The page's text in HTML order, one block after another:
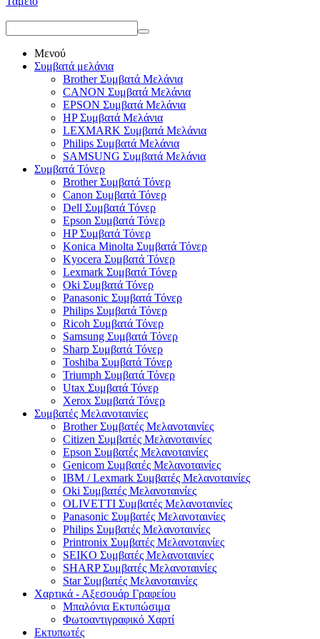
Μενού
Συμβατά μελάνια
Brother Συμβατά Μελάνια
CANON Συμβατά Μελάνια
EPSON Συμβατά Μελάνια
HP Συμβατά Μελάνια
LEXMARK Συμβατά Μελάνια
Philips Συμβατά Μελάνια
SAMSUNG Συμβατά Μελάνια
Συμβατά Τόνερ
Brother Συμβατά Τόνερ
Canon Συμβατά Τόνερ
Dell Συμβατά Τόνερ
Epson Συμβατά Τόνερ
HP Συμβατά Τόνερ
Konica Minolta Συμβατά Τόνερ
Kyocera Συμβατά Τόνερ
Lexmark Συμβατά Τόνερ
Oki Συμβατά Τόνερ
Panasonic Συμβατά Τόνερ
Philips Συμβατά Τόνερ
Ricoh Συμβατά Τόνερ
Samsung Συμβατά Τόνερ
Sharp Συμβατά Τόνερ
Toshiba Συμβατά Τόνερ
Triumph Συμβατά Τόνερ
Utax Συμβατά Τόνερ
Xerox Συμβατά Τόνερ
Συμβατές Μελανοταινίες
Brother Συμβατές Μελανοταινίες
Citizen Συμβατές Μελανοταινίες
Epson Συμβατές Μελανοταινίες
Genicom Συμβατές Μελανοταινίες
IBM / Lexmark Συμβατές Μελανοταινίες
Oki Συμβατές Μελανοταινίες
OLIVETTI Συμβατές Μελανοταινίες
Panasonic Συμβατές Μελανοταινίες
Philips Συμβατές Μελανοταινίες
Printronix Συμβατές Μελανοταινίες
SEIKO Συμβατές Μελανοταινίες
SHARP Συμβατές Μελανοταινίες
Star Συμβατές Μελανοταινίες
Χαρτικά - Αξεσουάρ Γραφείου
Μπαλόνια Εκτυπώσιμα
Φωτοαντιγραφικό Χαρτί
Εκτυπωτές